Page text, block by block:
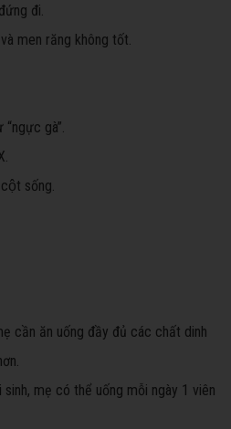
đi.
men răng không tốt.
gà”.
sống.
cần ăn uống đầy đủ các chất dinh
mẹ có thể uống mỗi ngày 1 viên